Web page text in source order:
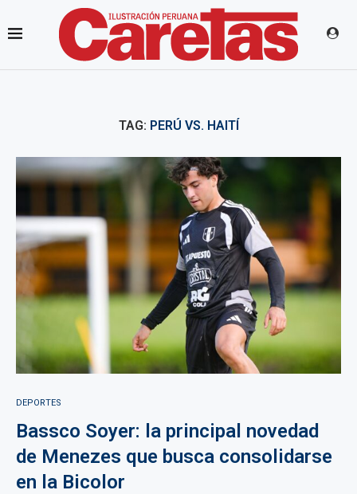
TAG: PERÚ VS. HAITÍ
DEPORTES
Bassco Soyer: la principal novedad
de Menezes que busca consolidarse
en la Bicolor